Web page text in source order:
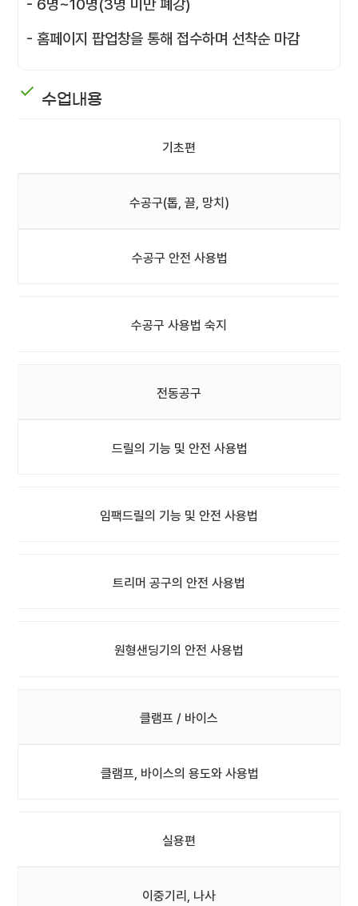
- 6명~10명(3명 미만 폐강)
- 홈페이지 팝업창을 통해 접수하며 선착순 마감
수업내용
기초편
수공구(톱, 끌, 망치)
수공구 안전 사용법
수공구 사용법 숙지
전동공구
드릴의 기능 및 안전 사용법
임팩드릴의 기능 및 안전 사용법
트리머 공구의 안전 사용법
원형샌딩기의 안전 사용법
클램프 / 바이스
클램프, 바이스의 용도와 사용법
실용편
이중기리, 나사